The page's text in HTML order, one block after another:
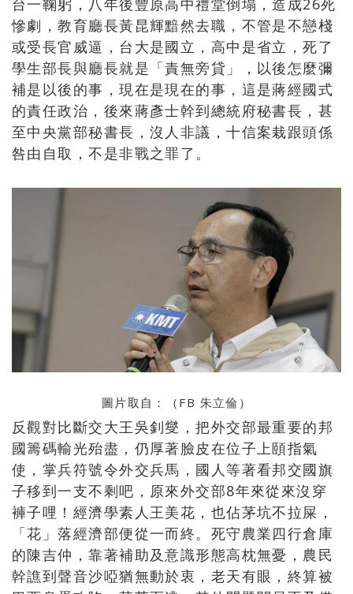
台一鞠躬，八年後豐原高中禮堂倒塌，造成26死
慘劇，教育廳長黃昆輝黯然去職，不管是不戀棧
或受長官威逼，台大是國立，高中是省立，死了
學生部長與廳長就是「責無旁貸」，以後怎麼彌
補是以後的事，現在是現在的事，這是蔣經國式
的責任政治，後來蔣彥士幹到總統府秘書長，甚
至中央黨部秘書長，沒人非議，十信案栽跟頭係
咎由自取，不是非戰之罪了。
圖片取自：（FB 朱立倫 ）
反觀對比斷交大王吳釗燮，把外交部最重要的邦
國籌碼輸光殆盡，仍厚著臉皮在位子上頤指氣
使，掌兵符號令外交兵馬，國人等著看邦交國旗
子移到一支不剩吧，原來外交部8年來從來沒穿
褲子哩！經濟學素人王美花，也佔茅坑不拉屎，
「花」落經濟部便從一而終。死守農業四行倉庫
的陳吉仲，靠著補助及意識形態高枕無憂，農民
幹譙到聲音沙啞猶無動於衷，老天有眼，終算被